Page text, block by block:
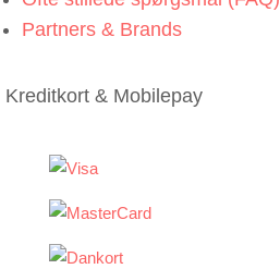
Partners & Brands
Kreditkort & Mobilepay